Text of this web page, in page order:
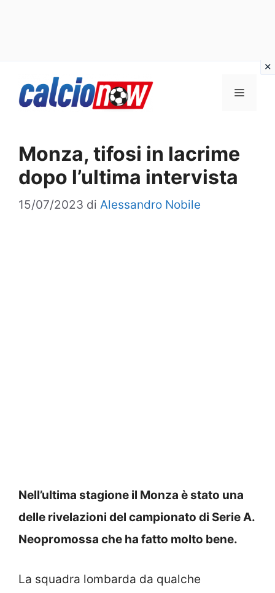
Menu
Monza, tifosi in lacrime
dopo l’ultima intervista
15/07/2023 di Alessandro Nobile
Nell’ultima stagione il Monza è stato una
delle rivelazioni del campionato di Serie A.
Neopromossa che ha fatto molto bene.
La squadra lombarda da qualche